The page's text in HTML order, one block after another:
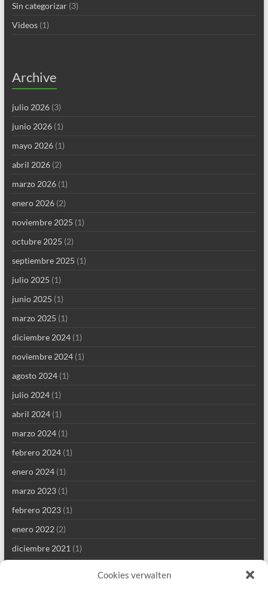
Cookies verwalten
Sin categorizar(3)
Videos(1)
Archive
julio 2026(3)
junio 2026(1)
mayo 2026(1)
abril 2026(2)
marzo 2026(1)
enero 2026(2)
noviembre 2025 (1)
octubre 2025 (2)
septiembre 2025 (1)
julio 2025 (1)
junio 2025 (1)
marzo 2025 (1)
diciembre 2024(1)
noviembre 2024(1)
agosto 2024(1)
julio 2024(1)
abril 2024(1)
marzo 2024(1)
febrero 2024(1)
enero 2024(1)
marzo 2023(1)
febrero 2023(1)
enero 2022(2)
diciembre 2021 (1)